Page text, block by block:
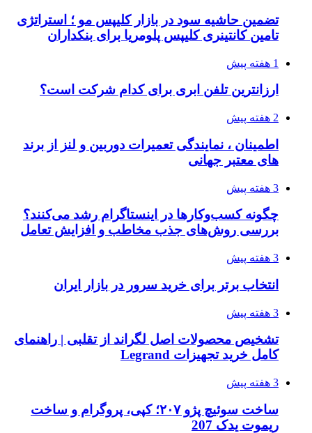
تضمین حاشیه سود در بازار کلیپس مو ؛ استراتژی
تامین کانتینری کلیپس پلومریا برای بنکداران
1 هفته پیش
ارزانترین تلفن ابری برای کدام شرکت است؟
2 هفته پیش
اطمینان ، نمایندگی تعمیرات دوربین و لنز از برند
های معتبر جهانی
3 هفته پیش
چگونه کسب‌وکارها در اینستاگرام رشد می‌کنند؟
بررسی روش‌های جذب مخاطب و افزایش تعامل
3 هفته پیش
انتخاب برتر برای خرید سرور در بازار ایران
3 هفته پیش
تشخیص محصولات اصل لگراند از تقلبی | راهنمای
کامل خرید تجهیزات Legrand
3 هفته پیش
ساخت سوئیچ پژو ۲۰۷؛ کپی، پروگرام و ساخت
ریموت یدک 207